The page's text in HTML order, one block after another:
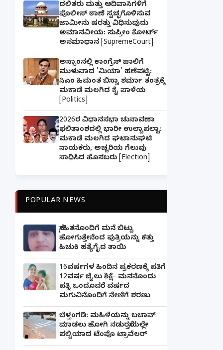
ದಲಿತರು ಮತ್ತು ಆದಿವಾಸಿಗಳಿಗೆ
ಪೊಲೀಸ್ ಠಾಣೆ ಸ್ವಚ್ಛಗೊಳಿಸುವ
ಜಾಮೀನು ಷರತ್ತು ವಿಧಿಸುವುದು
ಅಮಾನವೀಯ: ಸುಪ್ರೀಂ ಕೋರ್ಟ್
ಅಸಮಾಧಾನ [SupremeCourt]
ಅಸ್ಸಾಂನಲ್ಲಿ ಕಾಂಗ್ರೆಸ್ ಪಾಲಿಗೆ
ಮುಳುವಾದ 'ಮಿಯಾ' ಹಣೆಪಟ್ಟಿ:
ಸಿಎಂ ಹಿಮಂತ ಬಿಸ್ವಾ ಶರ್ಮಾ ತಂತ್ರಕ್ಕೆ
ಮಕಾಡೆ ಮಲಗಿದ ಕೈ ಪಾಳೆಯ
[Politics]
2026ರ ವಿಧಾನಸಭಾ ಚುನಾವಣಾ
ಫಲಿತಾಂಶದಲ್ಲಿ ಭಾರೀ ಉಲ್ಟಾಪಲ್ಟಾ:
ಮಕಾಡೆ ಮಲಗಿದ ಘಟಾನುಘಟಿ
ನಾಯಕರು, ಅಚ್ಚರಿಯ ಗೆಲುವು
ಸಾಧಿಸಿದ ಹೊಸಬರು [Election]
POPULAR NEWS
ಸ್ನೇಹಿತನೊಂದಿಗೆ ಮನೆ ಬಿಟ್ಟು
ಹೋಗುತ್ತೇನೆಂದ ಪುತ್ರಿಯನ್ನು ಕತ್ತು
ಹಿಚುಕಿ ಹತ್ಯೆಗೈದ ತಾಯಿ
16ವರ್ಷಗಳ ಹಿಂದಿನ ಪ್ರಕರಣಕ್ಕೆ ಪತಿಗೆ
12ವರ್ಷ ಜೈಲು ಶಿಕ್ಷೆ- ಮನನೊಂದು
ಪತ್ನಿ ಒಂದೂವರೆ ವರ್ಷದ
ಮಗುವಿನೊಂದಿಗೆ ನೇಣಿಗೆ ಶರಣು
ಬೆಳ್ತಂಗಡಿ: ಮಹಿಳೆಯನ್ನು ಬಚಾವ್
ಮಾಡಲು ಹೋಗಿ ನಡುರಸ್ತೆಯಲ್ಲೇ
ಪಲ್ಟಿಯಾದ ಟೆಂಪೊ ಟ್ರಾವೆಲರ್